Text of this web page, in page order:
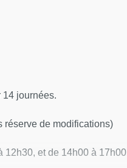
14 journées.
réserve de modifications)
12h30, et de 14h00 à 17h00